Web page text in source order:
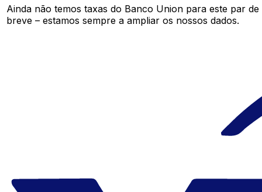
Ainda não temos taxas do Banco Union para este par
breve – estamos sempre a ampliar os nossos dados.